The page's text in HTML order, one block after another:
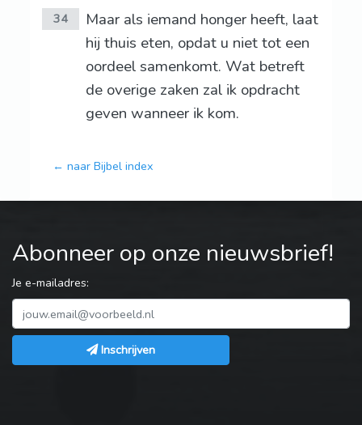
34
Maar als iemand honger heeft, laat
hij thuis eten, opdat u niet tot een
oordeel samenkomt. Wat betreft
de overige zaken zal ik opdracht
geven wanneer ik kom.
← naar Bijbel index
Abonneer op onze nieuwsbrief!
Je e-mailadres:
Inschrijven